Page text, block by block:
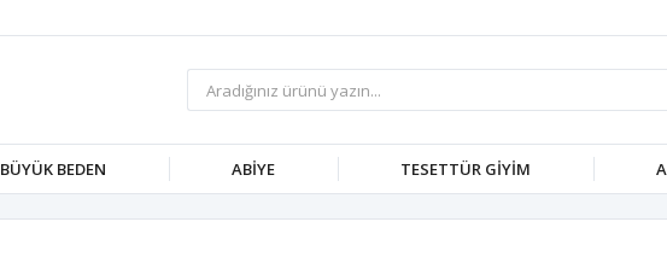
BÜYÜK BEDEN ABIYE TESETTÜR GIYIM